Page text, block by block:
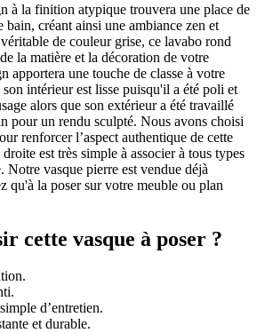
à la finition atypique trouvera une place de
bain, créant ainsi une ambiance zen et
de couleur grise, ce lavabo rond
la matière et la décoration de votre
apportera une touche de classe à votre
intérieur est lisse puisqu'il a été poli et
alors que son extérieur a été travaillé
pour un rendu sculpté. Nous avons choisi
renforcer l’aspect authentique de cette
est très simple à associer à tous types
Notre vasque pierre est vendue déjà
qu'à la poser sur votre meuble ou plan
cette vasque à poser ?
d’entretien.
et durable.